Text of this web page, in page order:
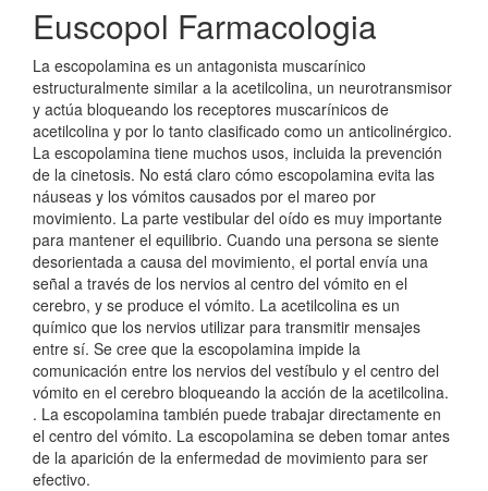
Euscopol Farmacologia
La escopolamina es un antagonista muscarínico
estructuralmente similar a la acetilcolina, un neurotransmisor
y actúa bloqueando los receptores muscarínicos de
acetilcolina y por lo tanto clasificado como un anticolinérgico.
La escopolamina tiene muchos usos, incluida la prevención
de la cinetosis. No está claro cómo escopolamina evita las
náuseas y los vómitos causados por el mareo por
movimiento. La parte vestibular del oído es muy importante
para mantener el equilibrio. Cuando una persona se siente
desorientada a causa del movimiento, el portal envía una
señal a través de los nervios al centro del vómito en el
cerebro, y se produce el vómito. La acetilcolina es un
químico que los nervios utilizar para transmitir mensajes
entre sí. Se cree que la escopolamina impide la
comunicación entre los nervios del vestíbulo y el centro del
vómito en el cerebro bloqueando la acción de la acetilcolina.
. La escopolamina también puede trabajar directamente en
el centro del vómito. La escopolamina se deben tomar antes
de la aparición de la enfermedad de movimiento para ser
efectivo.